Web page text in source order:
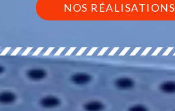
NOS RÉALISATIONS